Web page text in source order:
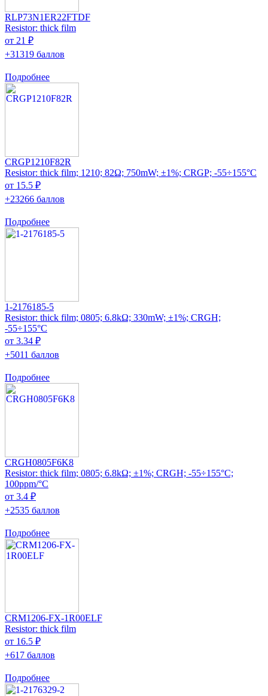
RLP73N1ER22FTDF
Resistor: thick film
от 21 ₽
+31319 баллов
Подробнее
CRGP1210F82R
Resistor: thick film; 1210; 82Ω; 750mW; ±1%; CRGP; -55÷155°C
от 15.5 ₽
+23266 баллов
Подробнее
1-2176185-5
Resistor: thick film; 0805; 6.8kΩ; 330mW; ±1%; CRGH;
-55÷155°C
от 3.34 ₽
+5011 баллов
Подробнее
CRGH0805F6K8
Resistor: thick film; 0805; 6.8kΩ; ±1%; CRGH; -55÷155°C;
100ppm/°C
от 3.4 ₽
+2535 баллов
Подробнее
CRM1206-FX-1R00ELF
Resistor: thick film
от 16.5 ₽
+617 баллов
Подробнее